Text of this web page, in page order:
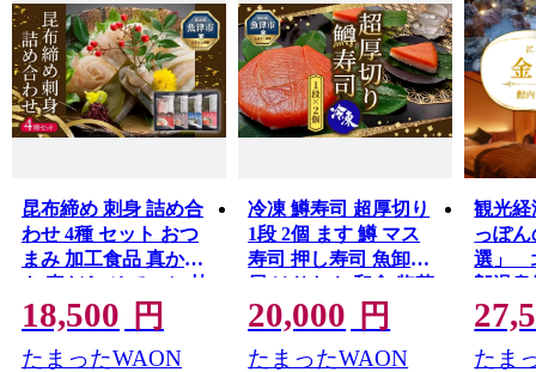
中を、川や伏流水といったさまざまな経路で海（富山
湾）に流れ出ています。
富山湾の海水は、蒸発して雲となり、毛勝三山や僧ヶ岳
などに雨や雪となって降り注ぎ
昆布締め 刺身 詰め合
わせ 4種 セット おつ
まみ 加工食品 真かじ
き 真だら そでいか 甘
エビ 魚介 魚介類 海鮮
魚 つまみ 海鮮セット
かねみつ ※北海道・
18,500 円
たまったWAON
冷凍 鱒寿司 超厚切り
1段 2個 ます 鱒 マス
寿司 押し寿司 魚卸問
屋 はりたや 和食 惣菜
20,000 円
たまったWAON
観光経
っぽん
選」
郎温
1,000
道・沖
送不可
たま